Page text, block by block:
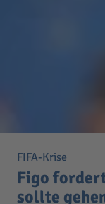
FIFA-Krise
Figo
sollte